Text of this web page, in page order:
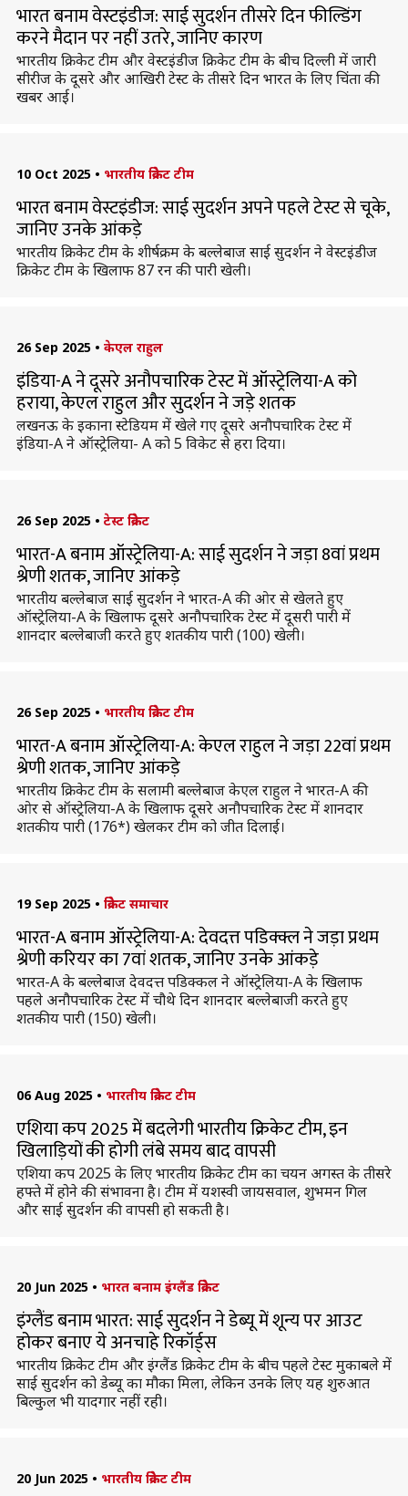
भारत बनाम वेस्टइंडीज: साई सुदर्शन तीसरे दिन फील्डिंग
करने मैदान पर नहीं उतरे, जानिए कारण
भारतीय क्रिकेट टीम और वेस्टइंडीज क्रिकेट टीम के बीच दिल्ली में जारी
सीरीज के दूसरे और आखिरी टेस्ट के तीसरे दिन भारत के लिए चिंता की
खबर आई।
10 Oct 2025 • भारतीय क्रिकेट टीम
भारत बनाम वेस्टइंडीज: साई सुदर्शन अपने पहले टेस्ट से चूके,
जानिए उनके आंकड़े
भारतीय क्रिकेट टीम के शीर्षक्रम के बल्लेबाज साई सुदर्शन ने वेस्टइंडीज
क्रिकेट टीम के खिलाफ 87 रन की पारी खेली।
26 Sep 2025 • केएल राहुल
इंडिया-A ने दूसरे अनौपचारिक टेस्ट में ऑस्ट्रेलिया-A को
हराया, केएल राहुल और सुदर्शन ने जड़े शतक
लखनऊ के इकाना स्टेडियम में खेले गए दूसरे अनौपचारिक टेस्ट में
इंडिया-A ने ऑस्ट्रेलिया- A को 5 विकेट से हरा दिया।
26 Sep 2025 • टेस्ट क्रिकेट
भारत-A बनाम ऑस्ट्रेलिया-A: साई सुदर्शन ने जड़ा 8वां प्रथम
श्रेणी शतक, जानिए आंकड़े
भारतीय बल्लेबाज साई सुदर्शन ने भारत-A की ओर से खेलते हुए
ऑस्ट्रेलिया-A के खिलाफ दूसरे अनौपचारिक टेस्ट में दूसरी पारी में
शानदार बल्लेबाजी करते हुए शतकीय पारी (100) खेली।
26 Sep 2025 • भारतीय क्रिकेट टीम
भारत-A बनाम ऑस्ट्रेलिया-A: केएल राहुल ने जड़ा 22वां प्रथम
श्रेणी शतक, जानिए आंकड़े
भारतीय क्रिकेट टीम के सलामी बल्लेबाज केएल राहुल ने भारत-A की
ओर से ऑस्ट्रेलिया-A के खिलाफ दूसरे अनौपचारिक टेस्ट में शानदार
शतकीय पारी (176*) खेलकर टीम को जीत दिलाई।
19 Sep 2025 • क्रिकेट समाचार
भारत-A बनाम ऑस्ट्रेलिया-A: देवदत्त पडिक्क्ल ने जड़ा प्रथम
श्रेणी करियर का 7वां शतक, जानिए उनके आंकड़े
भारत-A के बल्लेबाज देवदत्त पडिक्कल ने ऑस्ट्रेलिया-A के खिलाफ
पहले अनौपचारिक टेस्ट में चौथे दिन शानदार बल्लेबाजी करते हुए
शतकीय पारी (150) खेली।
06 Aug 2025 • भारतीय क्रिकेट टीम
एशिया कप 2025 में बदलेगी भारतीय क्रिकेट टीम, इन
खिलाड़ियों की होगी लंबे समय बाद वापसी
एशिया कप 2025 के लिए भारतीय क्रिकेट टीम का चयन अगस्त के तीसरे
हफ्ते में होने की संभावना है। टीम में यशस्वी जायसवाल, शुभमन गिल
और साई सुदर्शन की वापसी हो सकती है।
20 Jun 2025 • भारत बनाम इंग्लैंड क्रिकेट
इंग्लैंड बनाम भारत: साई सुदर्शन ने डेब्यू में शून्य पर आउट
होकर बनाए ये अनचाहे रिकॉर्ड्स
भारतीय क्रिकेट टीम और इंग्लैंड क्रिकेट टीम के बीच पहले टेस्ट मुकाबले में
साई सुदर्शन को डेब्यू का मौका मिला, लेकिन उनके लिए यह शुरुआत
बिल्कुल भी यादगार नहीं रही।
20 Jun 2025 • भारतीय क्रिकेट टीम